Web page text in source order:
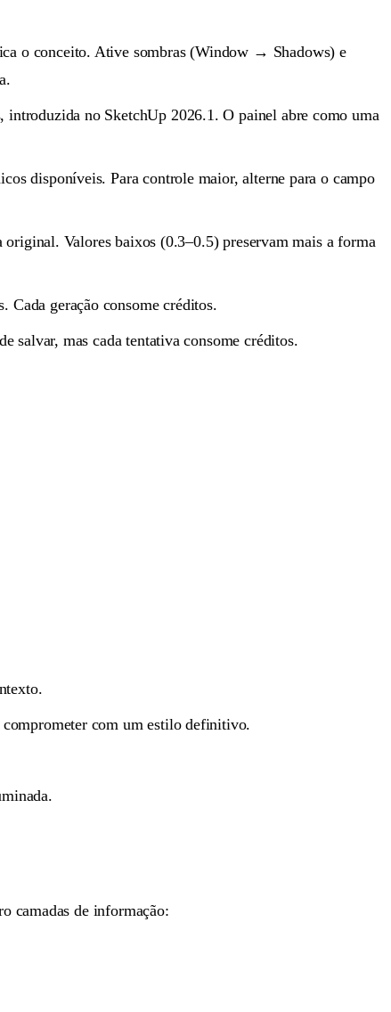
o conceito. Ative sombras (Window → Shadows) e
no SketchUp 2026.1. O painel abre como uma
disponíveis. Para controle maior, alterne para o campo
Valores baixos (0.3–0.5) preservam mais a forma
Cada geração consome créditos.
salvar, mas cada tentativa consome créditos.
comprometer com um estilo definitivo.
camadas de informação: